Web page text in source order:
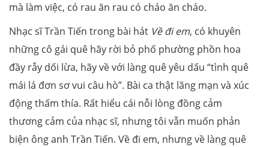
mà làm việc, có rau ăn rau có cháo ăn cháo.
Nhạc sĩ Trần Tiến trong bài hát Về đi em, có khuyên
những cô gái quê hãy rời bỏ phố phường phồn hoa
đầy rẫy dối lừa, hãy về với làng quê yêu dấu “tình quê
mái lá đơn sơ vui câu hò”. Bài ca thật lãng mạn và xúc
động thấm thía. Rất hiểu cái nỗi lòng đồng cảm
thương cảm của nhạc sĩ, nhưng tôi vẫn muốn phản
biện ông anh Trần Tiến. Về đi em, nhưng về làng quê